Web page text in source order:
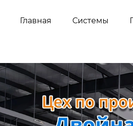
Главная Системы